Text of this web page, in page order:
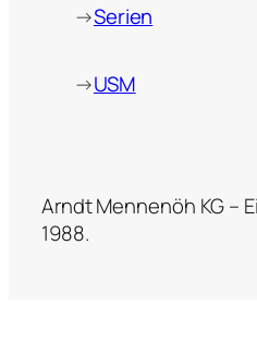
→Serien
→USM
Arndt Mennenöh KG –
1988.